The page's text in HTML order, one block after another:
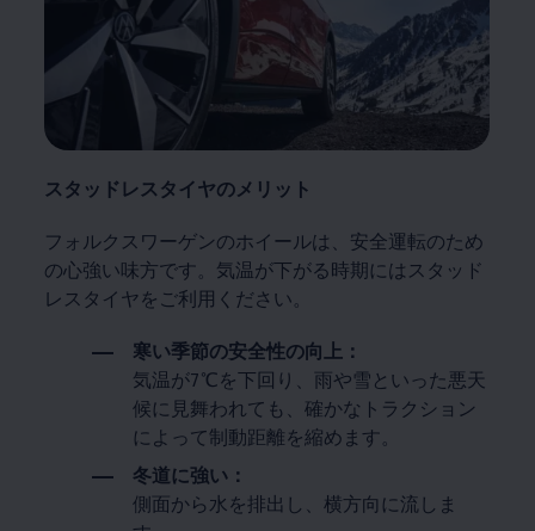
スタッドレスタイヤのメリット
フォルクスワーゲンのホイールは、安全運転のため
の心強い味方です。気温が下がる時期にはスタッド
レスタイヤをご利用ください。
寒い季節の安全性の向上：
気温が7℃を下回り、雨や雪といった悪天
候に見舞われても、確かなトラクション
によって制動距離を縮めます。
冬道に強い：
側面から水を排出し、横方向に流しま